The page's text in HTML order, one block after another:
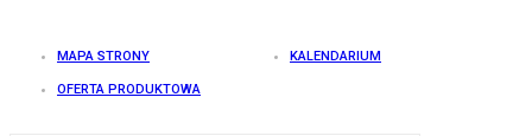
MAPA STRONY KALENDARIUM
OFERTA PRODUKTOWA